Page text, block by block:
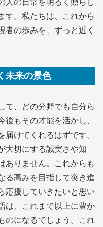
人の日常を明るく照らし
す。私たちは、これから
者の歩みを、ずっと近く
未来の景色
て、どの分野でも自分ら
後もその才能を活かし、
けてくれるはずです。
大切にする誠実さや知
ありません。これからも
る高みを目指して突き進
応援していきたいと思い
は、これまで以上に豊か
のになるでしょう。これ